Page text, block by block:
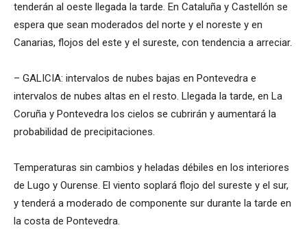
tenderán al oeste llegada la tarde. En Cataluña y Castellón se
espera que sean moderados del norte y el noreste y en
Canarias, flojos del este y el sureste, con tendencia a arreciar.
– GALICIA: intervalos de nubes bajas en Pontevedra e
intervalos de nubes altas en el resto. Llegada la tarde, en La
Coruña y Pontevedra los cielos se cubrirán y aumentará la
probabilidad de precipitaciones.
Temperaturas sin cambios y heladas débiles en los interiores
de Lugo y Ourense. El viento soplará flojo del sureste y el sur,
y tenderá a moderado de componente sur durante la tarde en
la costa de Pontevedra.